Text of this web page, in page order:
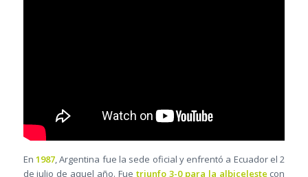
En 1987, Argentina fue la sede oficial y enfrentó a Ecuador el 2
de julio de aquel año. Fue triunfo 3-0 para la albiceleste con